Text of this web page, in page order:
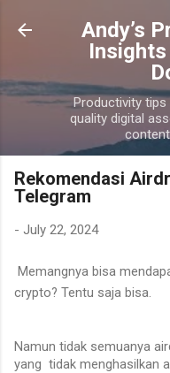
Skip
Andy’s
Productivity tips
quality digital
Rekomendasi
Telegram
- July 22, 2024
Memangnya bisa
crypto? Tentu saja bisa.
Namun tidak semuanya
yang tidak menghasilkan